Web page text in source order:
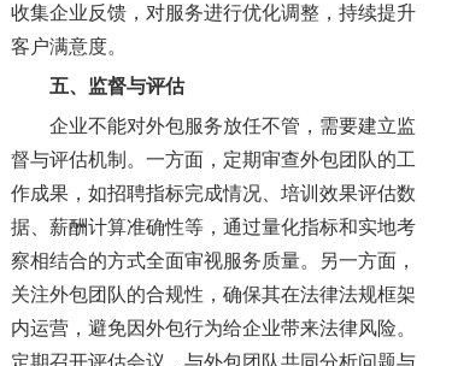
收集企业反馈，对服务进行优化调整，持续提升
客户满意度。
五、监督与评估
企业不能对外包服务放任不管，需要建立监
督与评估机制。一方面，定期审查外包团队的工
作成果，如招聘指标完成情况、培训效果评估数
据、薪酬计算准确性等，通过量化指标和实地考
察相结合的方式全面审视服务质量。另一方面，
关注外包团队的合规性，确保其在法律法规框架
内运营，避免因外包行为给企业带来法律风险。
定期召开评估会议，与外包团队共同分析问题与